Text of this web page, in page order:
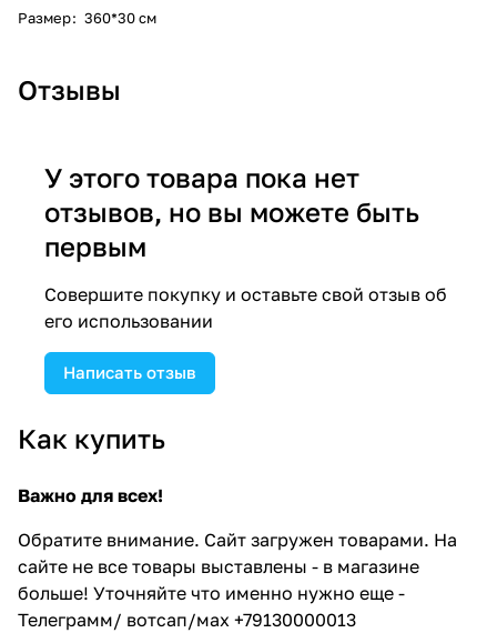
Размер: 360*30 см
Отзывы
У этого товара пока нет
отзывов, но вы можете быть
первым
Совершите покупку и оставьте свой отзыв об
его использовании
Написать отзыв
Как купить
Важно для всех!
Обратите внимание. Сайт загружен товарами. На
сайте не все товары выставлены - в магазине
больше! Уточняйте что именно нужно еще -
Телеграмм/ вотсап/мах +79130000013